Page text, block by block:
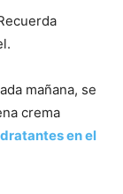
mañana, se
crema
en el